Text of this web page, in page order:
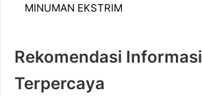
MINUMAN EKSTRIM
Rekomendasi Informasi
Terpercaya